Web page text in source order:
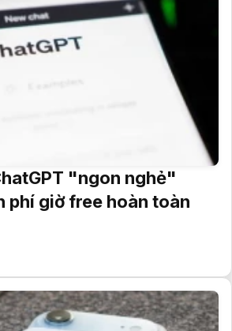
"ngon nghẻ"
phí giờ free hoàn toàn